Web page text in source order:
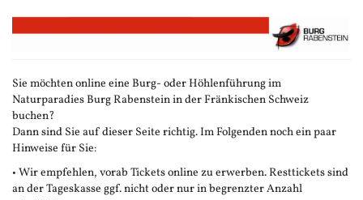
Zum
Haupt-
Sie möchten online eine Burg- oder Höhlenführung im
Naturparadies Burg Rabenstein in der Fränkischen Schweiz
buchen?
Dann sind Sie auf dieser Seite richtig. Im Folgenden noch ein paar
Hinweise für Sie:
• Wir empfehlen, vorab Tickets online zu erwerben. Resttickets sind
an der Tageskasse ggf. nicht oder nur in begrenzter Anzahl